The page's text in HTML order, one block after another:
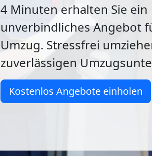
4 Minuten erhalten Sie ein
unverbindliches Angebot
Umzug. Stressfrei
zuverlässigen
Kostenlos Angebote einholen